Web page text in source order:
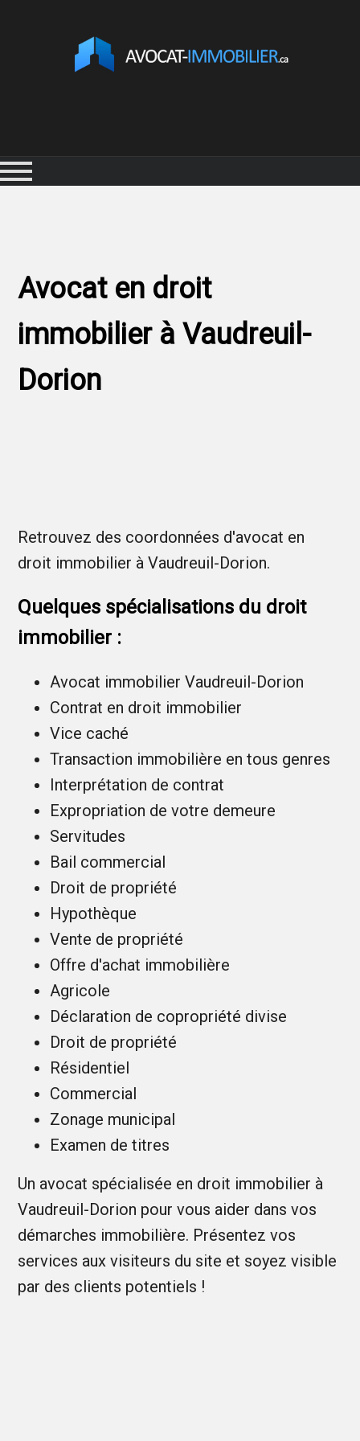
Avocat en droit
immobilier à Vaudreuil-
Dorion
Retrouvez des coordonnées d'avocat en
droit immobilier à Vaudreuil-Dorion.
Quelques spécialisations du droit
immobilier :
Avocat immobilier Vaudreuil-Dorion
Contrat en droit immobilier
Vice caché
Transaction immobilière en tous genres
Interprétation de contrat
Expropriation de votre demeure
Servitudes
Bail commercial
Droit de propriété
Hypothèque
Vente de propriété
Offre d'achat immobilière
Agricole
Déclaration de copropriété divise
Droit de propriété
Résidentiel
Commercial
Zonage municipal
Examen de titres
Un avocat spécialisée en droit immobilier à
Vaudreuil-Dorion pour vous aider dans vos
démarches immobilière. Présentez vos
services aux visiteurs du site et soyez visible
par des clients potentiels !